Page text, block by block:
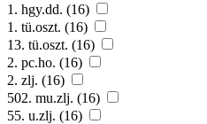
1. hgy.dd. (16)
1. tü.oszt. (16)
13. tü.oszt. (16)
2. pc.ho. (16)
2. zlj. (16)
502. mu.zlj. (16)
55. u.zlj. (16)